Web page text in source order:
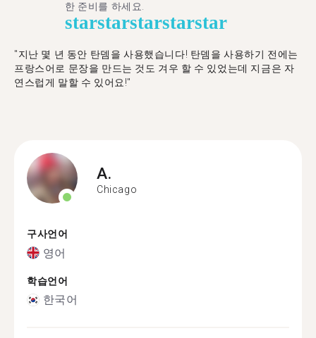
한 준비를 하세요.
starstarstarstarstar
"​​지난 몇 년 동안 탄뎀을 사용했습니다! 탄뎀을 사용하기 전에는
프랑스어로 문장을 만드는 것도 겨우 할 수 있었는데 지금은 자
연스럽게 말할 수 있어요!"
A.
Chicago
구사언어
영어
학습언어
한국어